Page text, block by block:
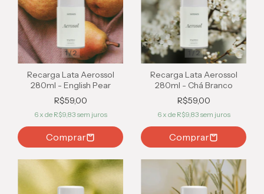
1/2
Recarga Lata Aerossol
280ml - English Pear
R$59,00
6x de R$9,83 sem juros
1/2
Recarga Lata Aerossol
280ml - Chá Branco
R$59,00
6x de R$9,83 sem juros